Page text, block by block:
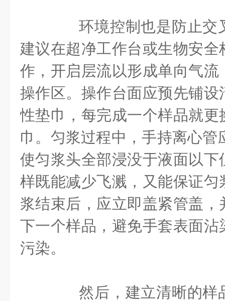
环境控制也是防止交
建议在超净工作台或生物安
作，开启层流以形成单向气
操作区。操作台面应预先铺
性垫巾，每完成一个样品就
巾。匀浆过程中，手持离心管
使匀浆头全部浸没于液面以
样既能减少飞溅，又能保证
浆结束后，应立即盖紧管盖
下一个样品，避免手套表面
污染。
然后，建立清晰的样